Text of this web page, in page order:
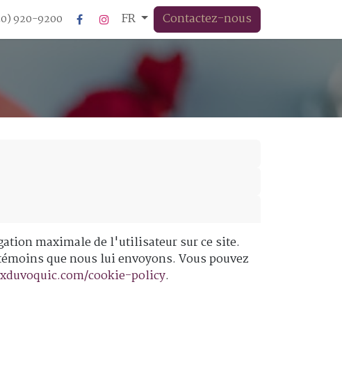
920-9200 FR Contactez-nous
maximale de l'utilisateur sur ce site.
que nous lui envoyons. Vous pouvez
cookie-policy.